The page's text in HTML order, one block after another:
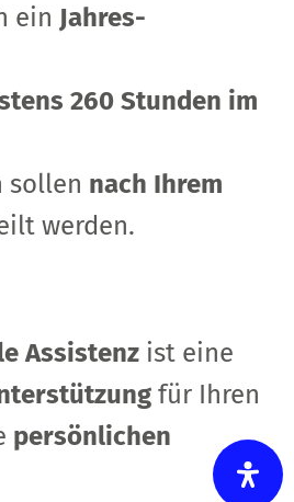
ein Jahres-
260 Stunden im
sollen nach Ihrem
werden.
Assistenzist eine
für Ihren
persönlichen